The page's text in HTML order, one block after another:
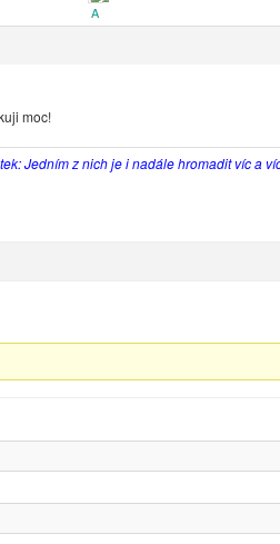
moc!
Jedním z nich je i nadále hromadit víc a